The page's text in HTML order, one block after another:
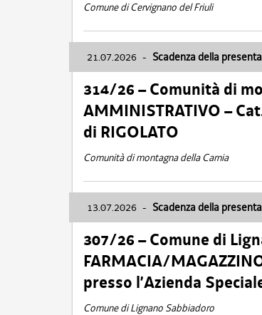
Comune di Cervignano del Friuli
21.07.2026 - Scadenza della
314/26 – Comunità di
AMMINISTRATIVO –
di RIGOLATO
Comunità di montagna della Carnia
13.07.2026 - Scadenza della
307/26 – Comune di
FARMACIA/
presso l’Azienda
Comune di Lignano Sabbiadoro